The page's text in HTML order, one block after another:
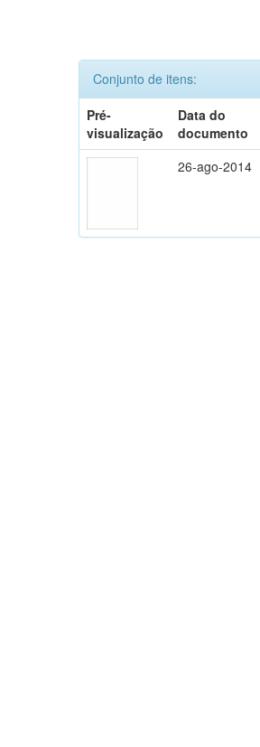
Conjunto de itens:
Pré-
visualização
Data do
documento
26-ago-2014